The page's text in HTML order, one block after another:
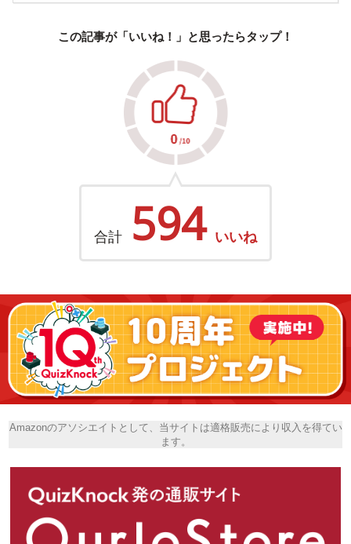
この記事が「いいね！」と思ったらタップ！
合計 594 いいね
Amazonのアソシエイトとして、当サイトは適格販売により収入を得てい
ます。